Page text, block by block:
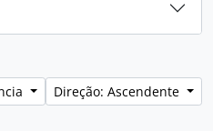
Direção: Ascendente